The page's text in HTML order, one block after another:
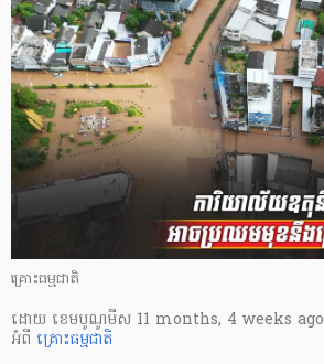
គ្រោះធម្មជាតិ
ដោយ ​ ខេមបូណូមីស 11 months, 4 weeks ago
អំពី គ្រោះធម្មជាតិ